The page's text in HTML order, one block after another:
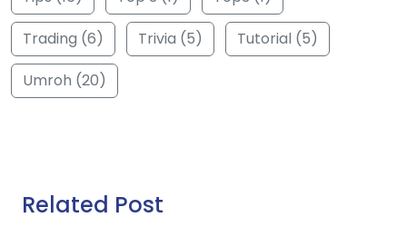
Trading (6)
Trivia (5)
Tutorial (5)
Umroh (20)
Related Post